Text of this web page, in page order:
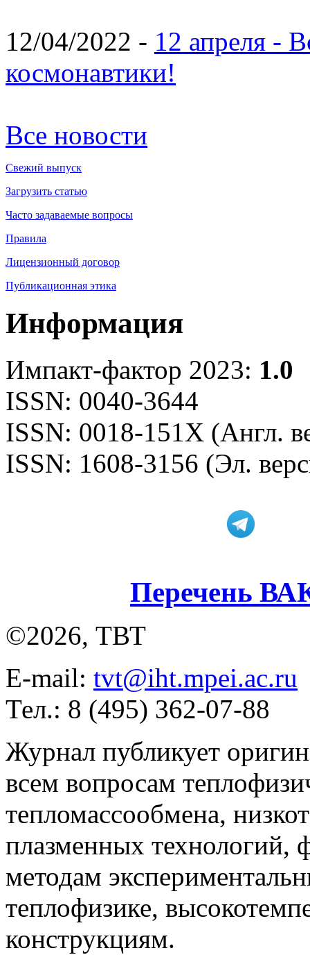
12/04/2022 - 12 апреля -
космонавтики!
Все новости
Свежий выпуск
Загрузить статью
Часто задаваемые вопросы
Правила
Лицензионный договор
Публикационная этика
Информация
Импакт-фактор 2023: 1.0
ISSN: 0040-3644
ISSN: 0018-151X (Англ.
ISSN: 1608-3156 (Эл.
Перечень
©2026, ТВТ
E-mail: tvt@iht.mpei.ac.ru
Тел.: 8 (495) 362-07-88
Журнал публикует
всем вопросам
тепломассообмена,
плазменных технологий,
методам
теплофизике,
конструкциям.